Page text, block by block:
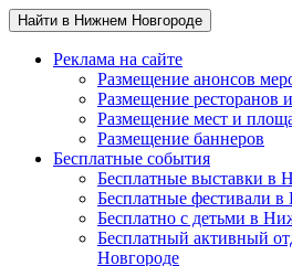
Найти в Нижнем Новгороде
Реклама на сайте
Размещение анонсов
Размещение ресторанов
Размещение мест и
Размещение баннеров
Бесплатные события
Бесплатные выставки в
Бесплатные фестивали
Бесплатно с детьми в
Бесплатный активный
Новгороде